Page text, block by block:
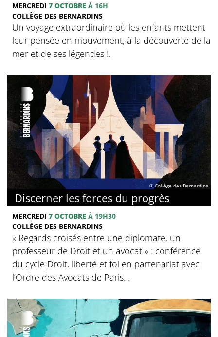
MERCREDI 7 OCTOBRE À 16H
COLLÈGE DES BERNARDINS
Un voyage extraordinaire où les enfants mettent
leur pensée en mouvement, à la découverte de la
mer et de ses légendes !.
© Collège des Bernardins
Discerner les forces du progrès
MERCREDI 7 OCTOBRE À 19H30
COLLÈGE DES BERNARDINS
‍« Regards croisés entre une diplomate, un
professeur de Droit et un avocat » : conférence
du cycle Droit, liberté et foi en partenariat avec
l’Ordre des Avocats de Paris. .